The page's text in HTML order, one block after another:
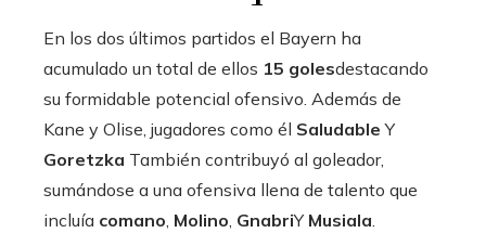
En los dos últimos partidos el Bayern ha
acumulado un total de ellos 15 golesdestacando
su formidable potencial ofensivo. Además de
Kane y Olise, jugadores como él Saludable Y
Goretzka También contribuyó al goleador,
sumándose a una ofensiva llena de talento que
incluía comano Molino GnabriY Musiala